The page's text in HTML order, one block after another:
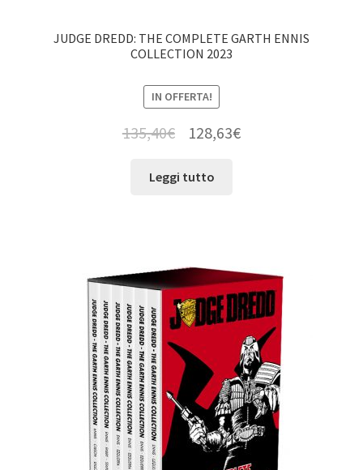
JUDGE DREDD: THE COMPLETE GARTH ENNIS
COLLECTION 2023
IN OFFERTA!
135,40€ 128,63€
Leggi tutto